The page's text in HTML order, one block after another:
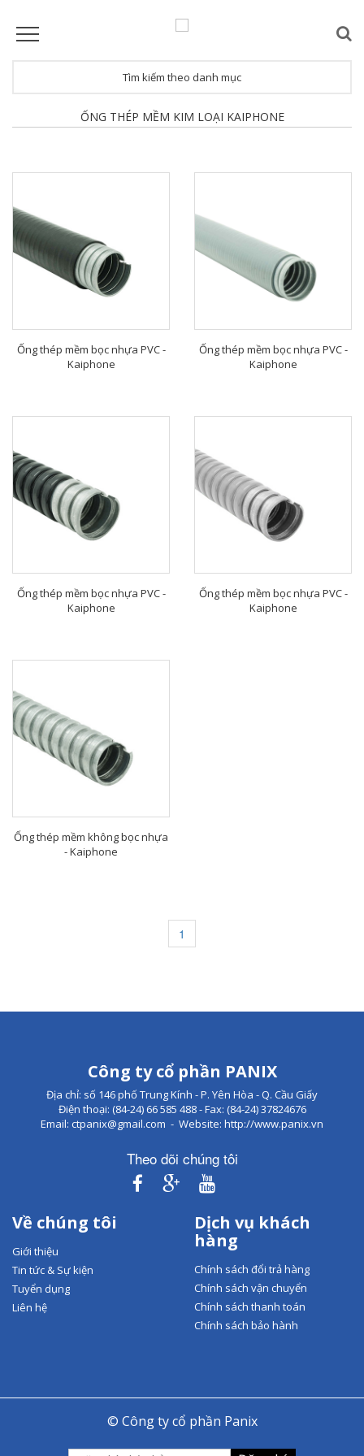
Tìm kiếm theo danh mục
ỐNG THÉP MỀM KIM LOẠI KAIPHONE
Ống thép mềm bọc nhựa PVC -
Kaiphone
Ống thép mềm bọc nhựa PVC -
Kaiphone
Ống thép mềm bọc nhựa PVC -
Kaiphone
Ống thép mềm bọc nhựa PVC -
Kaiphone
Ống thép mềm không bọc nhựa
- Kaiphone
1
Công ty cổ phần PANIX
Địa chỉ: số 146 phố Trung Kính - P. Yên Hòa - Q. Cầu Giấy
Điện thoại: (84-24) 66 585 488 - Fax: (84-24) 37824676
Email: ctpanix@gmail.com - Website: http://www.panix.vn
Theo dõi chúng tôi
Về chúng tôi
Giới thiệu
Tin tức & Sự kiện
Tuyển dụng
Liên hệ
Dịch vụ khách
hàng
Chính sách đổi trả hàng
Chính sách vận chuyển
Chính sách thanh toán
Chính sách bảo hành
© Công ty cổ phần Panix